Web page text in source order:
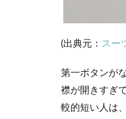
(出典元： スー
第一ボタンが
襟が開きすぎ
較的短い人は